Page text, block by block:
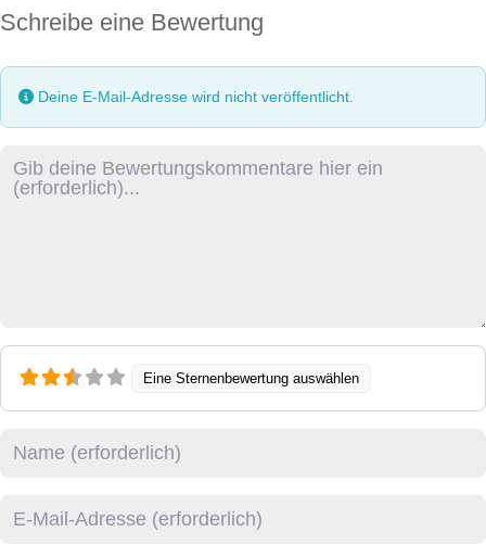
Schreibe eine Bewertung
Deine E-Mail-Adresse wird nicht veröffentlicht.
Rezensionstext
Eine Sternenbewertung auswählen